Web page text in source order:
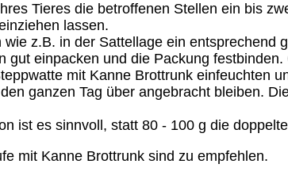
Tieres die betroffenen Stellen ein bis
lassen.
wie z.B. in der Sattellage ein
gut einpacken und die Packung
mit Kanne Brottrunk einfeuchten
ganzen Tag über angebracht bleiben.
ist es sinnvoll, statt 80 - 100 g die
mit Kanne Brottrunk sind zu empfehlen.